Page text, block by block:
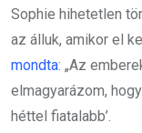
Sophie hihetetlen
az álluk, amikor el
mondta: „Az
elmagyarázom,
héttel fiatalabb’.